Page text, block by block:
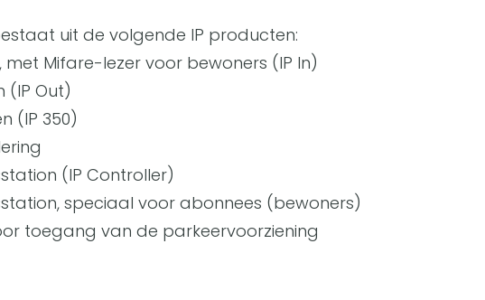
uit de volgende IP producten:
met Mifare-lezer voor bewoners (IP In)
(IP Out)
(IP 350)
(IP Controller)
speciaal voor abonnees (bewoners)
toegang van de parkeervoorziening